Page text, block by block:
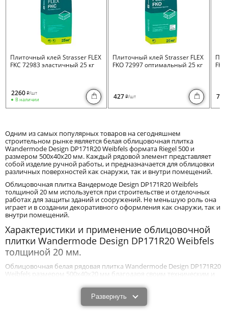
Плиточный клей Strasser FLEX
FKC 72983 эластичный 25 кг
2260 i/шт
В наличии
Плиточный клей Strasser FLEX
FKO 72997 оптимальный 25 кг
427 i/шт 730
Одним из самых популярных товаров на сегодняшнем
строительном рынке является белая облицовочная плитка
Wandermode Design DP171R20 Weibfels формата Riegel 500 и
размером 500x40x20 мм. Каждый рядовой элемент представляет
собой изделие ручной работы, и предназначается для облицовки
различных поверхностей как снаружи, так и внутри помещений.
Облицовочная плитка Вандермоде Design DP171R20 Weibfels
толщиной 20 мм используется при строительстве и отделочных
работах для защиты зданий и сооружений. Не меньшую роль она
играет и в создании декоративного оформления как снаружи, так и
внутри помещений.
Характеристики и применение облицовочной
плитки Wandermode Design DP171R20 Weibfels
толщиной 20 мм.
Облицовочная белая рядовая плитка Wandermode Design DP171R20
Weibfels размером 500x40x20 мм благодаря своим техническим и
постройки от механического воздействия и влияния негативных
природных факторов. Оптимальная толщина 20 мм позволяет
создавать так называемую оболочку, преграду, создающую
Развернуть